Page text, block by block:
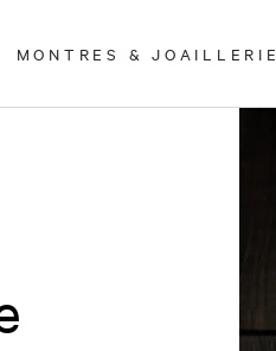
MONTRES & JOAILLERIE